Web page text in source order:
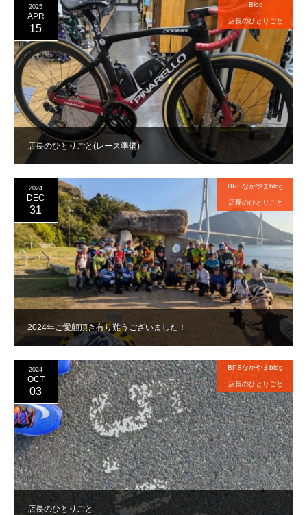
店長のひとりごと(レース準備)
2025
APR
15
Blog
店長のひとりごと
2024年ご愛顧頂き有り難うございました！
2024
DEC
31
BPSなかやまblog
店長のひとりごと
店長のひとりごと
2024
OCT
03
BPSなかやまblog
店長のひとりごと